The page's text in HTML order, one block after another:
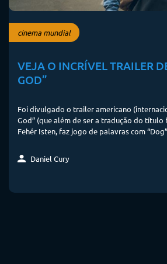
cinema mundial
VEJA O INCRÍVEL TRAILER
GOD”
Foi divulgado o trailer americano
God” (que além de ser a tradução do título
Fehér Isten, faz jogo de palavras com
Daniel Cury